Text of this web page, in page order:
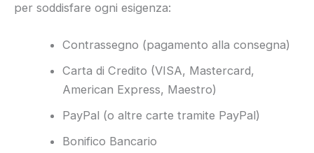
per soddisfare ogni esigenza:
Contrassegno (pagamento alla consegna)
Carta di Credito (VISA, Mastercard,
American Express, Maestro)
PayPal (o altre carte tramite PayPal)
Bonifico Bancario